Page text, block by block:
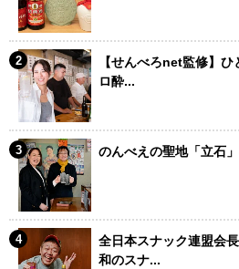
【せんべろnet監修】
ロ酔...
のんべえの聖地「立石
全日本スナック連盟会
和のスナ...